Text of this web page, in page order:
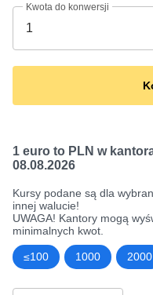
Kwota do konwersji
1 euro to PLN w
08.08.2026
Kursy podane są dla
innej walucie!
UWAGA! Kantory mogą
minimalnych kwot.
≤100 1000 2000